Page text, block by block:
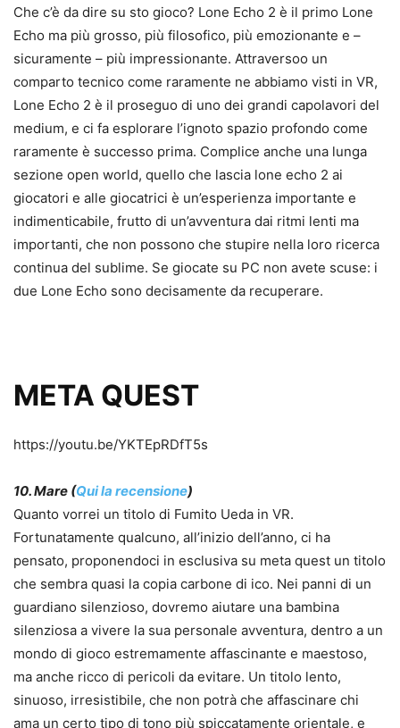
Che c’è da dire su sto gioco? Lone Echo 2 è il primo Lone
Echo ma più grosso, più filosofico, più emozionante e –
sicuramente – più impressionante. Attraversoo un
comparto tecnico come raramente ne abbiamo visti in VR,
Lone Echo 2 è il proseguo di uno dei grandi capolavori del
medium, e ci fa esplorare l’ignoto spazio profondo come
raramente è successo prima. Complice anche una lunga
sezione open world, quello che lascia lone echo 2 ai
giocatori e alle giocatrici è un’esperienza importante e
indimenticabile, frutto di un’avventura dai ritmi lenti ma
importanti, che non possono che stupire nella loro ricerca
continua del sublime. Se giocate su PC non avete scuse: i
due Lone Echo sono decisamente da recuperare.
META QUEST
https://youtu.be/YKTEpRDfT5s
10. Mare (Qui la recensione)
Quanto vorrei un titolo di Fumito Ueda in VR.
Fortunatamente qualcuno, all’inizio dell’anno, ci ha
pensato, proponendoci in esclusiva su meta quest un titolo
che sembra quasi la copia carbone di ico. Nei panni di un
guardiano silenzioso, dovremo aiutare una bambina
silenziosa a vivere la sua personale avventura, dentro a un
mondo di gioco estremamente affascinante e maestoso,
ma anche ricco di pericoli da evitare. Un titolo lento,
sinuoso, irresistibile, che non potrà che affascinare chi
ama un certo tipo di tono più spiccatamente orientale, e